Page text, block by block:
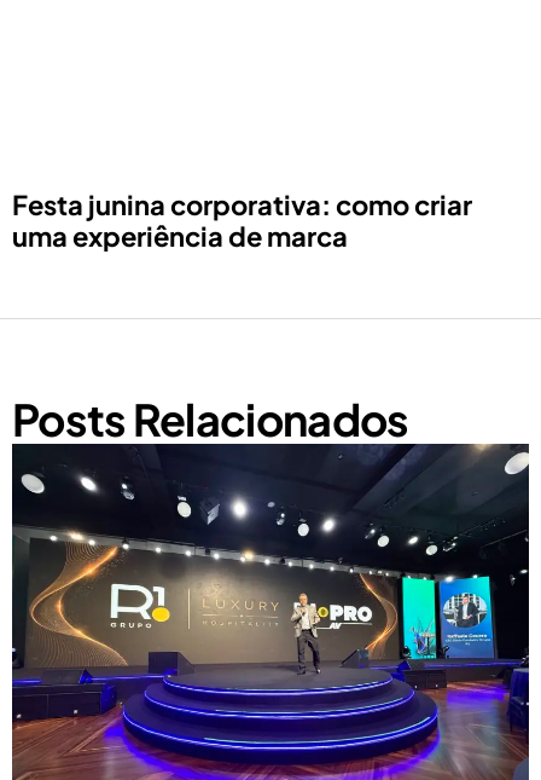
Festa junina corporativa: como criar
uma experiência de marca
Posts Relacionados